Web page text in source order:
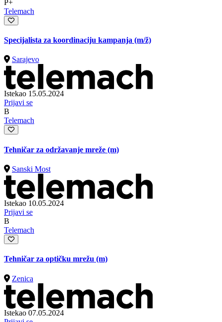
P+
Telemach
Specijalista za koordinaciju kampanja (m/ž)
Sarajevo
Istekao 15.05.2024
Prijavi se
B
Telemach
Tehničar za održavanje mreže (m)
Sanski Most
Istekao 10.05.2024
Prijavi se
B
Telemach
Tehničar za optičku mrežu (m)
Zenica
Istekao 07.05.2024